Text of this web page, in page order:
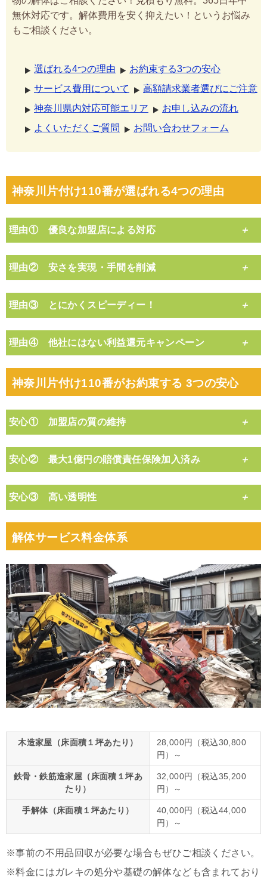
無休対応です。解体費用を安く抑えたい！というお悩み
もご相談ください。
選ばれる4つの理由
お約束する3つの安心
サービス費用について
高額請求業者選びにご注意
神奈川県内対応可能エリア
お申し込みの流れ
よくいただくご質問
お問い合わせフォーム
神奈川片付け110番が選ばれる4つの理由
理由① 優良な加盟店による対応
理由② 安さを実現・手間を削減
理由③ とにかくスピーディー！
理由④ 他社にはない利益還元キャンペーン
神奈川片付け110番がお約束する 3つの安心
安心① 加盟店の質の維持
安心② 最大1億円の賠償責任保険加入済み
安心③ 高い透明性
解体サービス料金体系
木造家屋（床面積１坪あたり）
28,000円（税込30,800
円）～
鉄骨・鉄筋造家屋（床面積１坪あ
たり）
32,000円（税込35,200
円）～
手解体（床面積１坪あたり）
40,000円（税込44,000
円）～
※事前の不用品回収が必要な場合もぜひご相談ください。
※料金にはガレキの処分や基礎の解体なども含まれており